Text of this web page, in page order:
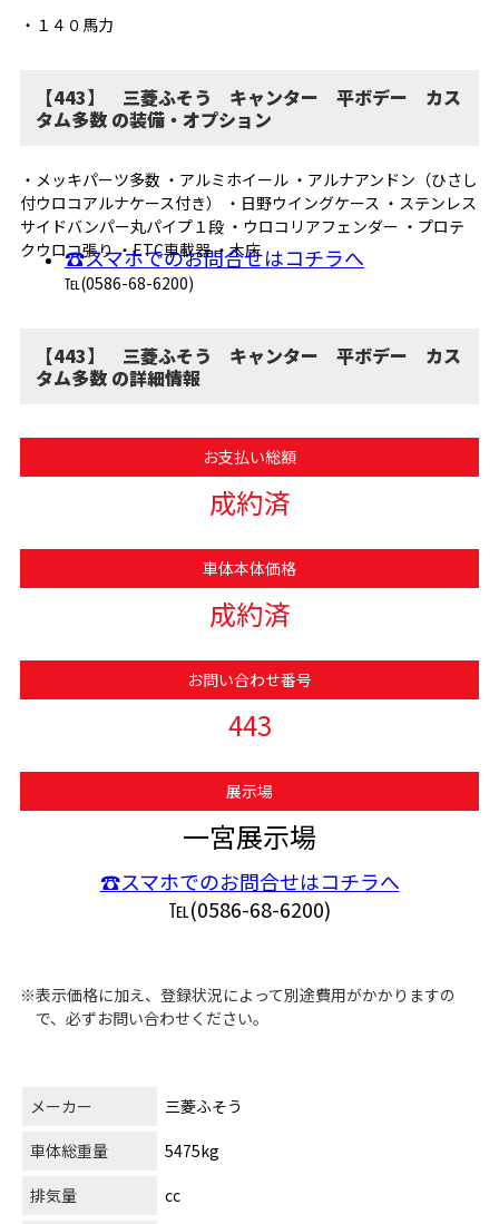
・１４０馬力
【443】 三菱ふそう キャンター 平ボデー カス
タム多数 の装備・オプション
・メッキパーツ多数 ・アルミホイール ・アルナアンドン（ひさし
付ウロコアルナケース付き） ・日野ウイングケース ・ステンレス
サイドバンパー丸パイプ１段 ・ウロコリアフェンダー ・プロテ
クウロコ張り ・ETC車載器 ・木床
☎スマホでのお問合せはコチラへ
℡(0586-68-6200)
【443】 三菱ふそう キャンター 平ボデー カス
タム多数 の詳細情報
お支払い総額
成約済
車体本体価格
成約済
お問い合わせ番号
443
展示場
一宮展示場
☎スマホでのお問合せはコチラへ
℡(0586-68-6200)
※表示価格に加え、登録状況によって別途費用がかかりますの
で、必ずお問い合わせください。
メーカー
三菱ふそう
車体総重量
5475kg
排気量
cc